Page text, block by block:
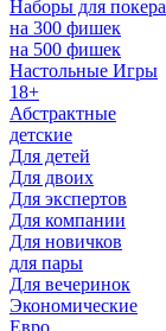
Наборы для покера
на 300 фишек
на 500 фишек
Настольные Игры
18+
Абстрактные
детские
Для детей
Для двоих
Для экспертов
Для компании
Для новичков
для пары
Для вечеринок
Экономические
Евро